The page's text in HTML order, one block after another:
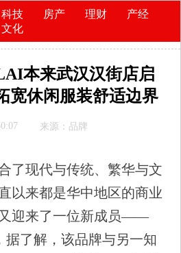
科技 房产 理财
产经
文化
本来武汉汉街店启
宽休闲服装舒适边界
来源：品牌
了现代与传统、繁华与文
以来都是华中地区的商业
迎来了一位新成员——
了解，该品牌与另一知